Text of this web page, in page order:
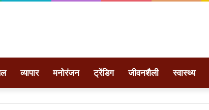
व्यापार मनोरंजन ट्रेंडिग जीवनशैली स्वास्थ्य